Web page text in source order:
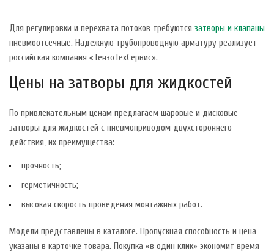
Для регулировки и перехвата потоков требуются затворы и клапаны
пневмоотсечные. Надежную трубопроводную арматуру реализует
российская компания «ТензоТехСервис».
Цены на затворы для жидкостей
По привлекательным ценам предлагаем шаровые и дисковые
затворы для жидкостей с пневмоприводом двухстороннего
действия, их преимущества:
прочность;
герметичность;
высокая скорость проведения монтажных работ.
Модели представлены в каталоге. Пропускная способность и цена
указаны в карточке товара. Покупка «в один клик» экономит время